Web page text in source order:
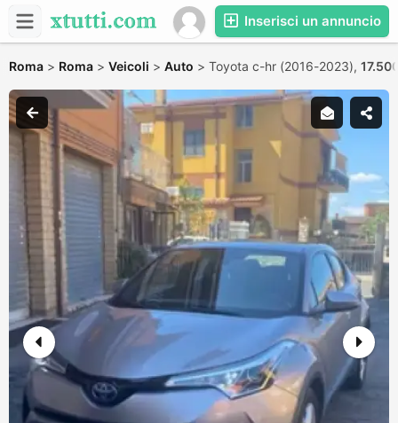
Inserisci un annuncio
Roma > Roma > Veicoli > Auto > Toyota c-hr (2016-2023),